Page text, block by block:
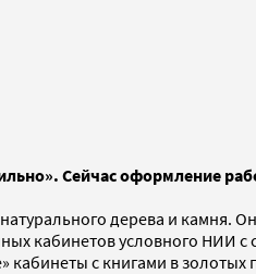
Сейчас оформление
дерева и камня.
кабинетов условного НИИ
кабинеты с книгами в